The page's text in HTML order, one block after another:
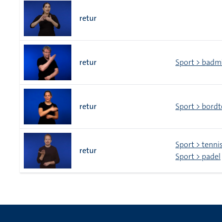
retur
retur Sport >
retur Sport >
retur
Sport > tennis
Sport > padel